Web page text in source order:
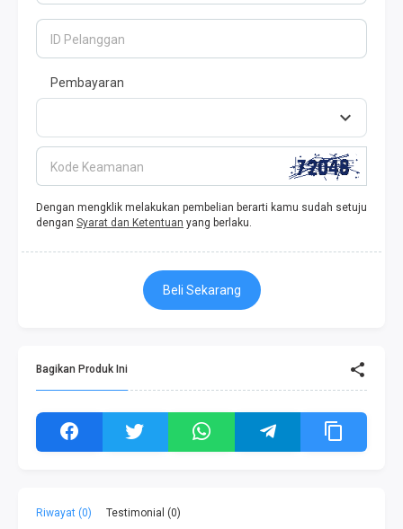
ID Pelanggan
Pembayaran
Kode Keamanan
Dengan mengklik melakukan pembelian berarti kamu sudah setuju
dengan Syarat dan Ketentuan yang berlaku.
Beli Sekarang
Bagikan Produk Ini
Riwayat (0) Testimonial (0)